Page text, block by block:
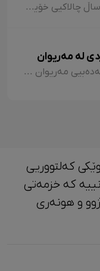
کوردشۆپ لە ماوەی سێ ساڵ چالاکیی خۆیادا هەوڵی داوە دەنگ و ڕەنگی هەموو کوردان لە سەرانسەری کوردستان بێ و بە بێ جیاوازی ئاوڕ لە سەرجەم بەشەکانی کوردستان بداتەوە و خەڵکی کوردستان بە مێژوو، جوگرافیا، هونەر، زمان، ئەدەبیات، کەلتوور و کەلەپووری ناوچە جیاوازەکانی کوردستان زیاتر ئاشنا بکات.
لە مەریوان
ئەنجومەنی فەرهەنگی-ئەدەبیی مەریوان بە هاوکاریی سینەما کوردستان، کۆڕێکی بۆ سینەمای کوردی و نمایشی سێ فیلمە تازەکەی سێ دەرهێنەری مەریوانی بەڕێوە برد.
کەلتووریی
کە خزمەتی
زمان، کەلتوور، مێژوو و ‎هونەری